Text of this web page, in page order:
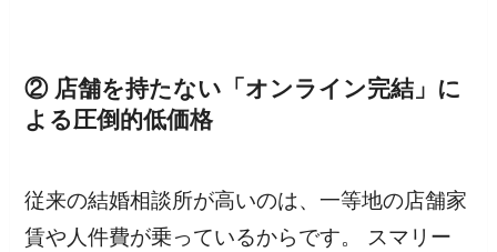
② 店舗を持たない「オンライン完結」に
よる圧倒的低価格
従来の結婚相談所が高いのは、一等地の店舗家
賃や人件費が乗っているからです。 スマリー